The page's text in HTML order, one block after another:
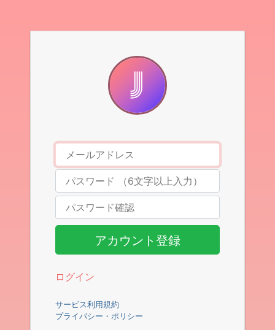
アカウント登録
ログイン
サービス利用規約
プライバシー・ポリシー